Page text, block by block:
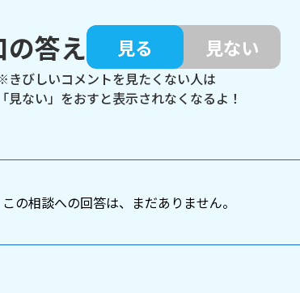
の答え
見る 見ない
きびしいコメントを見たくない人は
「見ない」をおすと表示されなくなるよ！
この相談への回答は、まだありません。